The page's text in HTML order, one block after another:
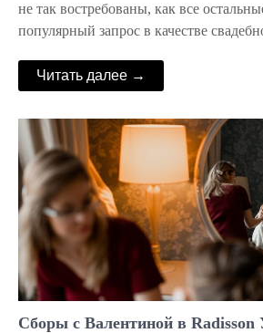
не так востребованы, как все
популярный запрос в качестве
Читать далее →
Сборы с Валентиной в Radisson